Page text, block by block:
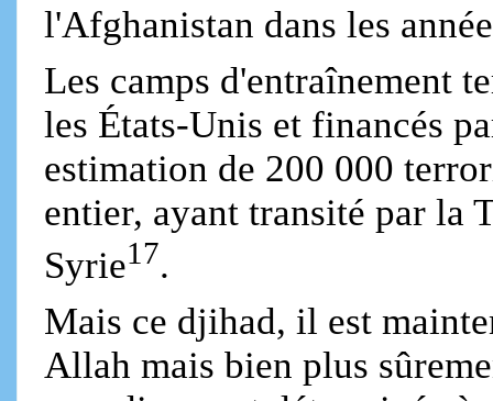
l'Afghanistan dans les
Les camps d'entraînement
les États-Unis et financés
estimation de 200 000
entier, ayant transité par la
Syrie17.
Mais ce djihad, il est
Allah mais bien plus